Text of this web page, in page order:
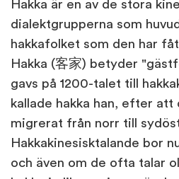
Hakka är en av de stora
dialektgrupperna som
hakkafolket som den har
Hakka (客家) betyder
gavs på 1200-talet till
kallade hakka han, efter
migrerat från norr till
Hakkakinesisktalande bor
och även om de ofta talar